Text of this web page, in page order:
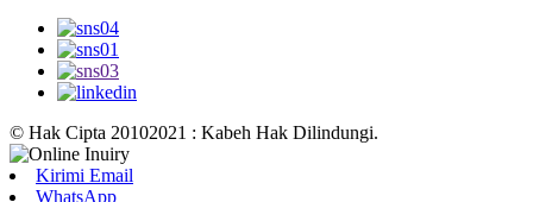
© Hak Cipta 20102021 : Kabeh Hak Dilindungi.
Kirimi Email
WhatsApp